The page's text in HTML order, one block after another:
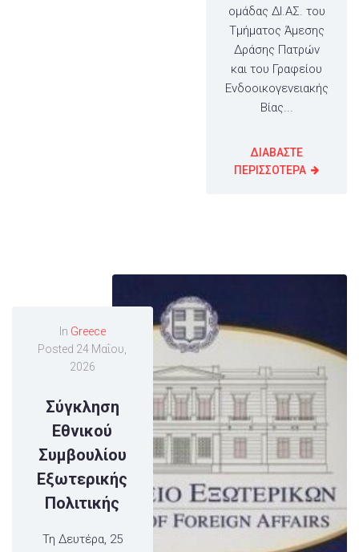
ομάδας ΔΙ.ΑΣ. του
Τμήματος Άμεσης
Δράσης Πατρών
και του Γραφείου
Ενδοοικογενειακής
Βίας...
ΔΙΑΒΑΣΤΕ
ΠΕΡΙΣΣΟΤΕΡΑ
In Greece
Posted 24 Μαΐου,
2026
Σύγκληση
Εθνικού
Συμβουλίου
Εξωτερικής
Πολιτικής
Τη Δευτέρα, 25